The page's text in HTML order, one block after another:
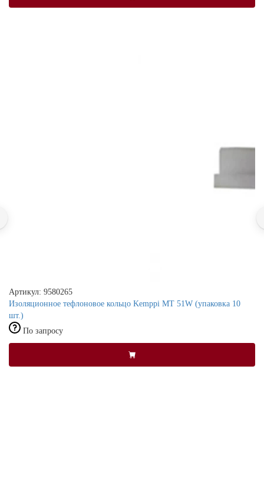
Артикул: 9580265
Изоляционное тефлоновое кольцо Kemppi MT 51W (упаковка 10
шт.)
По запросу